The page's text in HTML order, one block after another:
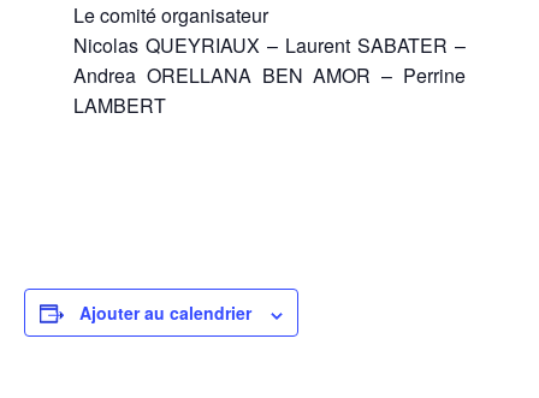
Le comité organisateur
Nicolas QUEYRIAUX – Laurent SABATER –
Andrea ORELLANA BEN AMOR – Perrine
LAMBERT
Ajouter au calendrier